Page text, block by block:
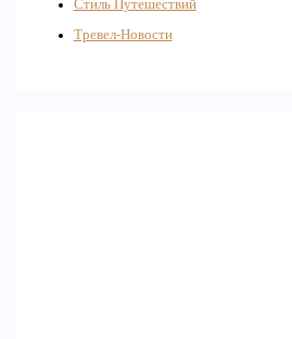
Стиль Путешествий
Тревел-Новости